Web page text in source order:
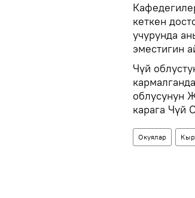
кеткен
учурунда
эместигин
Чүй
облусунун
карага Чүй
Окуялар